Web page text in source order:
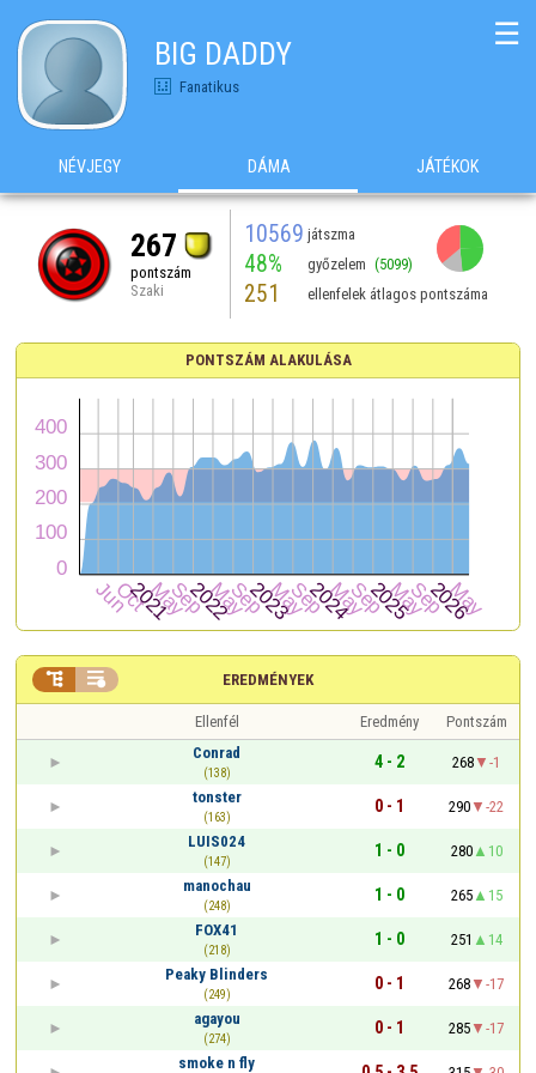
BIG DADDY
Fanatikus
☰
NÉVJEGY DÁMA JÁTÉKOK
267
pontszám
Szaki
10569 játszma
48% győzelem (5099)
251 ellenfelek átlagos pontszáma
PONTSZÁM ALAKULÁSA
EREDMÉNYEK
 
Ellenfél Eredmény
Pontszám
Conrad
(138)
4 - 2 268
-1
tonster
(163)
0 - 1 290
-22
LUIS024
(147)
1 - 0 280
10
manochau
(248)
1 - 0 265
15
FOX41
(218)
1 - 0 251
14
Peaky Blinders
(249)
0 - 1 268
-17
agayou
(274)
0 - 1 285
-17
smoke n fly